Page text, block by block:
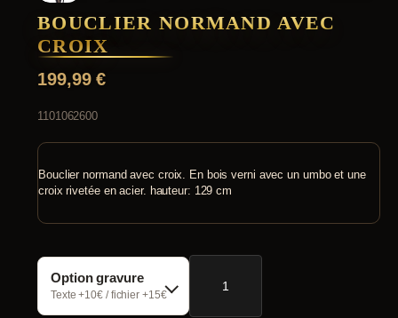
BOUCLIER NORMAND AVEC
CROIX
199,99€
1101062600
Bouclier normand avec croix. En bois verni avec un umbo et une
croix rivetée en acier. hauteur: 129 cm
Option gravure
Texte +10€ / fichier +15€
quantité
Bouclier
normand